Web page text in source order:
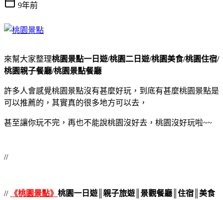
9年前
來幫大家整理桃園景點一日遊/桃園二日遊/桃園美食/桃園住宿/
桃園親子餐廳/桃園景點餐廳
許多人會感覺桃園景點沒有甚麼好玩，到底有甚麼桃園景點是
可以推薦的，其實真的很多地方可以去，
甚至讓你玩不完， 再也不能說桃園沒好去，桃園沒好玩啦~~
//
// 《桃園景點》 桃園一日遊║親子旅遊║景觀餐廳║住宿║美食